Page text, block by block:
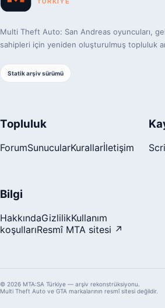
Multi Theft Auto: San Andreas oyuncuları,
sahipleri için yeniden oluşturulmuş topluluk
Statik arşiv sürümü
Topluluk
ForumSunucularKurallarİletişim
Bilgi
HakkındaGizlilikKullanım
koşullarıResmî MTA sitesi ↗
© 2026 MTA:SA Türkiye — arşiv rekonstrüksiyonu.
Multi Theft Auto ve GTA markalarının resmî sitesi değildir.